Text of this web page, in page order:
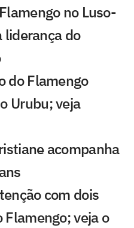
no Luso-
liderança do
do Flamengo
Urubu; veja
acompanha
com dois
veja o